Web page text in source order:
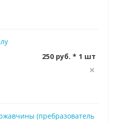
250 руб. * 1 шт
(пребразователь